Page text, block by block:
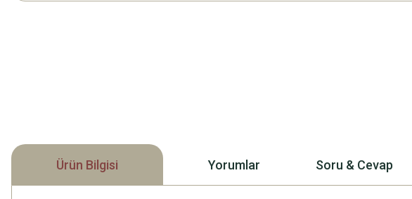
Ürün Bilgisi Yorumlar Soru & Cevap